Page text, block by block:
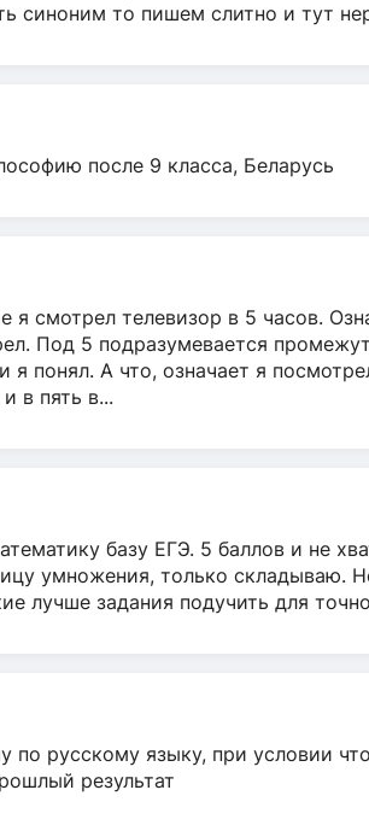
синоним то пишем слитно и тут
после 9 класса, Беларусь
я смотрел телевизор в 5 часов.
Под 5 подразумевается
я понял. А что, означает я
в пять в...
базу ЕГЭ. 5 баллов и не
умножения, только складываю.
лучше задания подучить для
по русскому языку, при условии
результат